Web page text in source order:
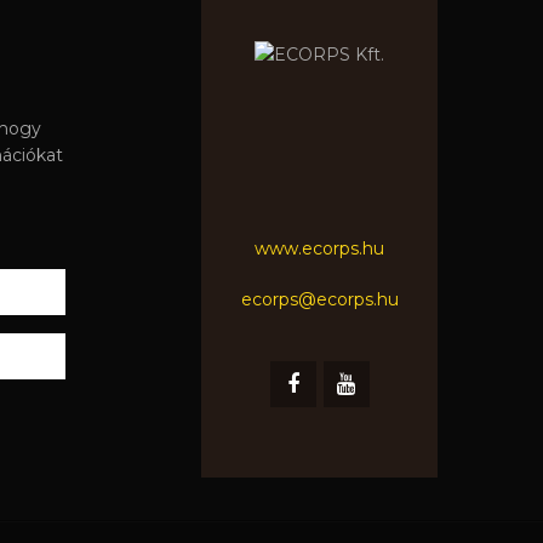
www.ecorps.hu
ecorps@ecorps.hu